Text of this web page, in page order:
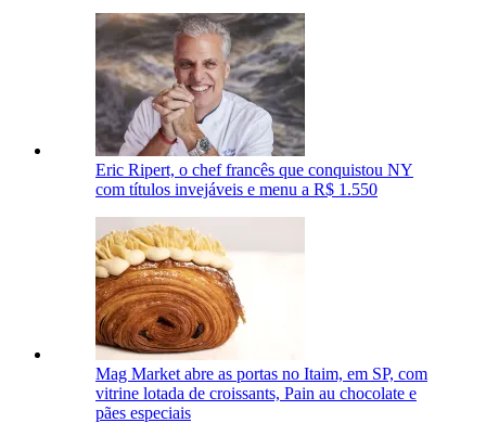
Eric Ripert, o chef francês que conquistou NY
com títulos invejáveis e menu a R$ 1.550
Mag Market abre as portas no Itaim, em SP, com
vitrine lotada de croissants, Pain au chocolate e
pães especiais